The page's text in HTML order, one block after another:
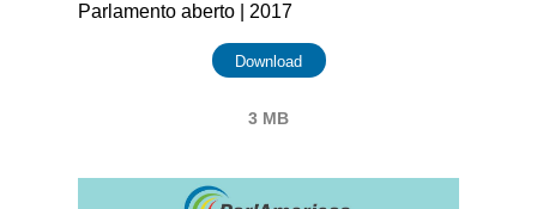
Parlamento aberto | 2017
Download
3 MB